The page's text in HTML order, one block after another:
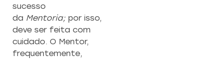
sucesso
da Mentoria; por isso,
deve ser feita com
cuidado. O Mentor,
frequentemente,